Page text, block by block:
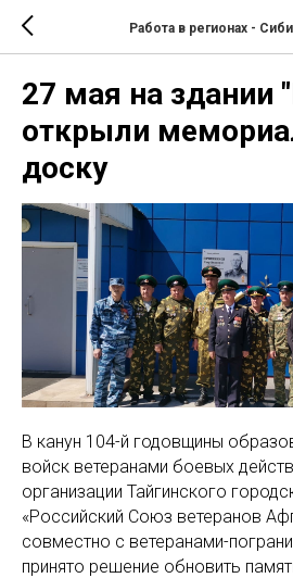
Работа в регионах -
27 мая на здании
открыли
доску
В канун 104-й годовщины
войск ветеранами боевых
организации Тайгинского
«Российский Союз ветеранов
совместно с ветеранами-
принято решение обновить